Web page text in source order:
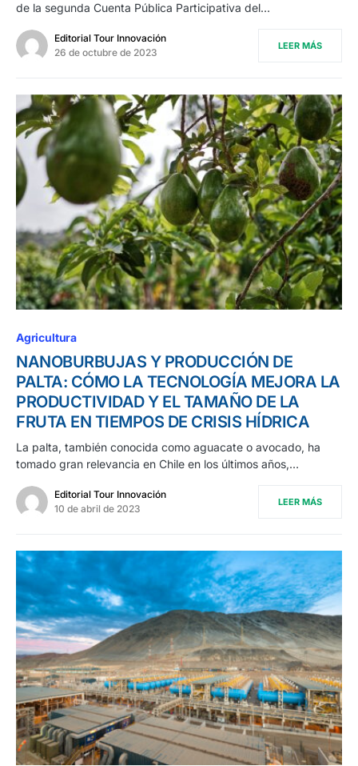
de la segunda Cuenta Pública Participativa del…
Editorial Tour Innovación
26 de octubre de 2023
LEER MÁS
Agricultura
NANOBURBUJAS Y PRODUCCIÓN DE
PALTA: CÓMO LA TECNOLOGÍA MEJORA LA
PRODUCTIVIDAD Y EL TAMAÑO DE LA
FRUTA EN TIEMPOS DE CRISIS HÍDRICA
La palta, también conocida como aguacate o avocado, ha
tomado gran relevancia en Chile en los últimos años,…
Editorial Tour Innovación
10 de abril de 2023
LEER MÁS